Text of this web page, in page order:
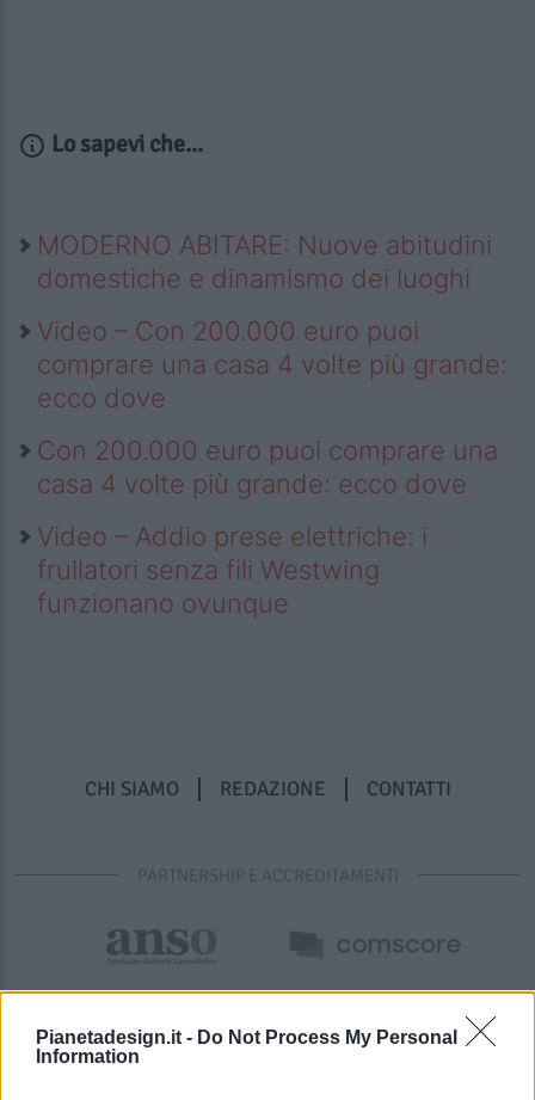
Pianetadesign.it - Do Not Process My Personal
Information
Lo sapevi che...
MODERNO ABITARE: Nuove abitudini
domestiche e dinamismo dei luoghi
Video – Con 200.000 euro puoi
comprare una casa 4 volte più grande:
ecco dove
Con 200.000 euro puoi comprare una
casa 4 volte più grande: ecco dove
Video – Addio prese elettriche: i
frullatori senza fili Westwing
funzionano ovunque
CHI SIAMO REDAZIONE CONTATTI
PARTNERSHIP E ACCREDITAMENTI